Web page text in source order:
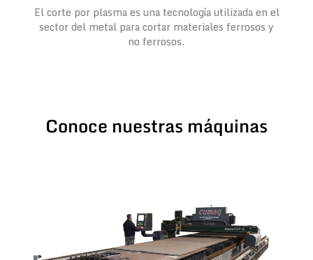
El corte por plasma es una tecnología utilizada en el
sector del metal para cortar materiales ferrosos y
no ferrosos.
Conoce nuestras máquinas